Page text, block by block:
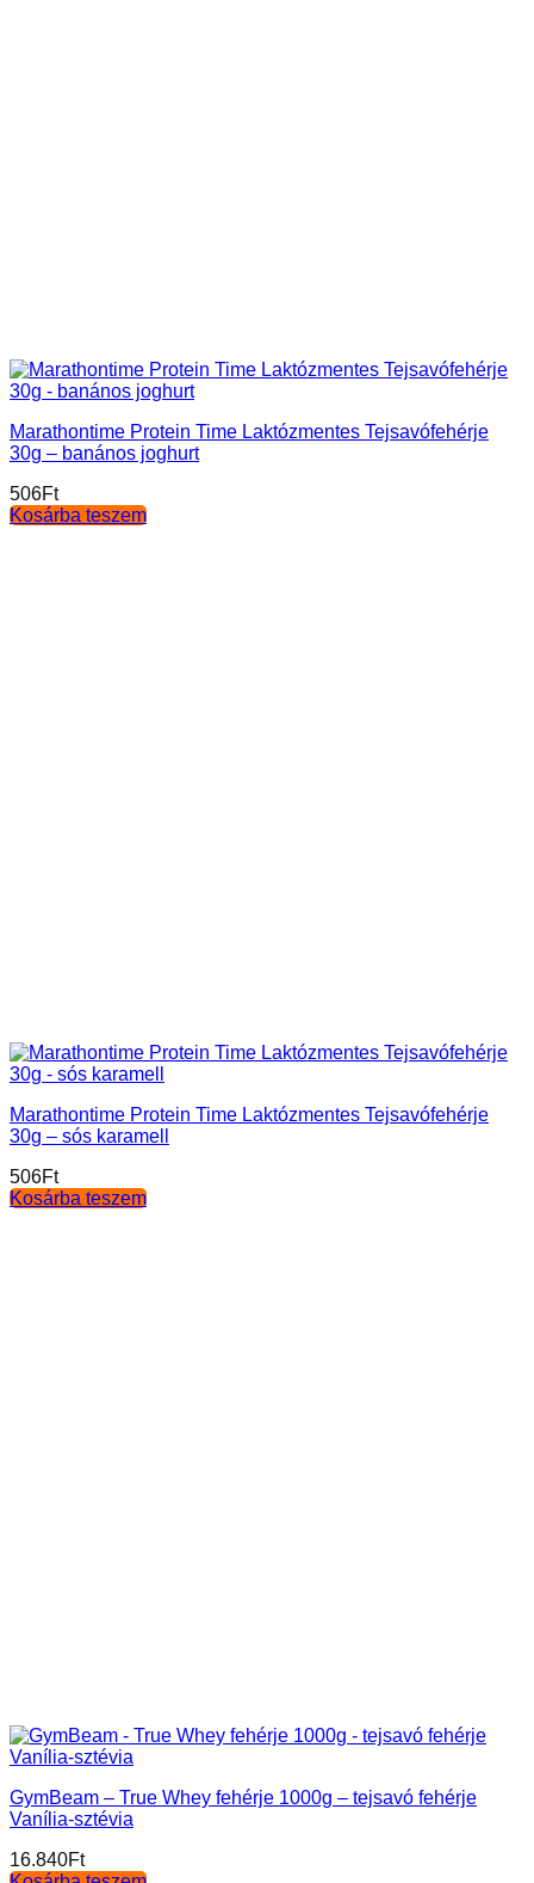
Marathontime Protein Time Laktózmentes Tejsavófehérje
30g – banános joghurt
506Ft
Kosárba teszem
Marathontime Protein Time Laktózmentes Tejsavófehérje
30g – sós karamell
506Ft
Kosárba teszem
GymBeam – True Whey fehérje 1000g – tejsavó fehérje
Vanília-sztévia
16.840Ft